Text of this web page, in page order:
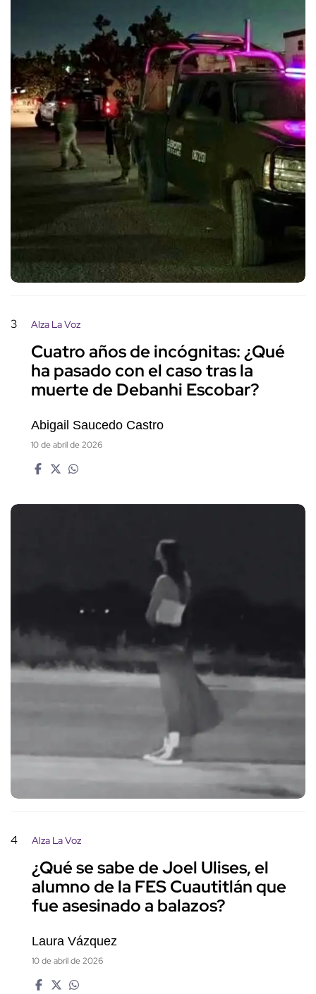
3 Alza La Voz
Cuatro años de incógnitas: ¿Qué
ha pasado con el caso tras la
muerte de Debanhi Escobar?
Abigail Saucedo Castro
10 de abril de 2026
4 Alza La Voz
¿Qué se sabe de Joel Ulises, el
alumno de la FES Cuautitlán que
fue asesinado a balazos?
Laura Vázquez
10 de abril de 2026